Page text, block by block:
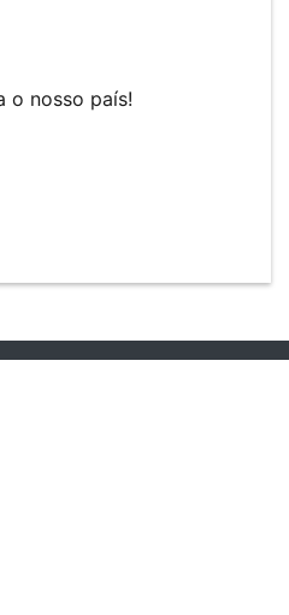
o nosso país!